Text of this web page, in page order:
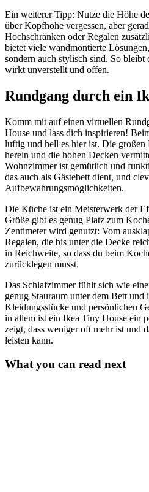
Ein weiterer Tipp: Nutze die Höhe
über Kopfhöhe vergessen, aber
Hochschränken oder Regalen
bietet viele wandmontierte
sondern auch stylisch sind. So
wirkt unverstellt und offen.
Rundgang durch ein
Komm mit auf einen virtuellen
House und lass dich inspirieren!
luftig und hell es hier ist. Die großen
herein und die hohen Decken
Wohnzimmer ist gemütlich und
das auch als Gästebett dient, und
Aufbewahrungsmöglichkeiten.
Die Küche ist ein Meisterwerk der
Größe gibt es genug Platz zum
Zentimeter wird genutzt: Vom
Regalen, die bis unter die Decke
in Reichweite, so dass du beim
zurücklegen musst.
Das Schlafzimmer fühlt sich wie
genug Stauraum unter dem Bett und
Kleidungsstücke und persönlichen
in allem ist ein Ikea Tiny House ein
zeigt, dass weniger oft mehr ist und
leisten kann.
What you can read next